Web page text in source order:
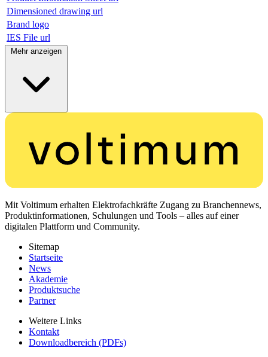
Dimensioned drawing url
Brand logo
IES File url
Mehr anzeigen
Mit Voltimum erhalten Elektrofachkräfte Zugang zu Branchennews,
Produktinformationen, Schulungen und Tools – alles auf einer
digitalen Plattform und Community.
Sitemap
Startseite
News
Akademie
Produktsuche
Partner
Weitere Links
Kontakt
Downloadbereich (PDFs)